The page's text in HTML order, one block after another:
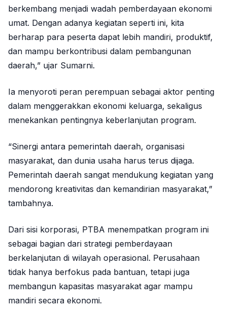
berkembang menjadi wadah pemberdayaan ekonomi
umat. Dengan adanya kegiatan seperti ini, kita
berharap para peserta dapat lebih mandiri, produktif,
dan mampu berkontribusi dalam pembangunan
daerah,” ujar Sumarni.
Ia menyoroti peran perempuan sebagai aktor penting
dalam menggerakkan ekonomi keluarga, sekaligus
menekankan pentingnya keberlanjutan program.
“Sinergi antara pemerintah daerah, organisasi
masyarakat, dan dunia usaha harus terus dijaga.
Pemerintah daerah sangat mendukung kegiatan yang
mendorong kreativitas dan kemandirian masyarakat,”
tambahnya.
Dari sisi korporasi, PTBA menempatkan program ini
sebagai bagian dari strategi pemberdayaan
berkelanjutan di wilayah operasional. Perusahaan
tidak hanya berfokus pada bantuan, tetapi juga
membangun kapasitas masyarakat agar mampu
mandiri secara ekonomi.